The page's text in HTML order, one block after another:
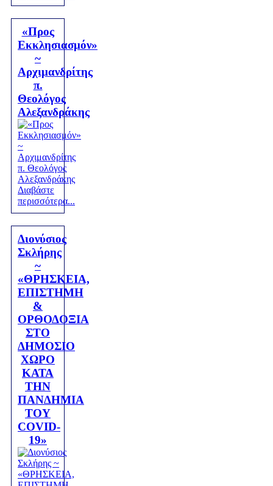
«Προς
Εκκλησιασμόν»
~
Αρχιμανδρίτης
π.
Θεολόγος
Αλεξανδράκης
Διαβάστε
περισσότερα...
Διονύσιος
Σκλήρης
~
«ΘΡΗΣΚΕΙΑ,
ΕΠΙΣΤΗΜΗ
&
ΟΡΘΟΔΟΞΙΑ
ΣΤΟ
ΔΗΜΟΣΙΟ
ΧΩΡΟ
ΚΑΤΑ
ΤΗΝ
ΠΑΝΔΗΜΙΑ
ΤΟΥ
COVID-
19»